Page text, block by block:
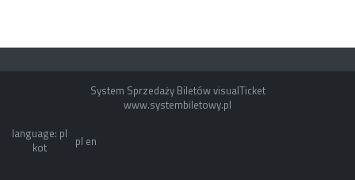
System Sprzedaży Biletów visualTicket
www.systembiletowy.pl
language: pl
kot
pl en